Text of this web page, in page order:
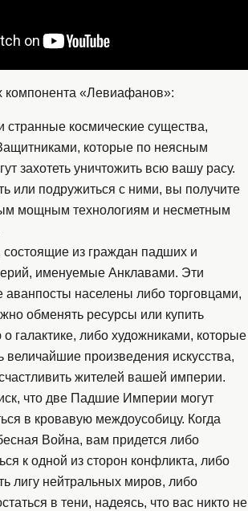
компонента «Левиафанов»:
странные космические существа,
которые по неясным
захотеть уничтожить всю вашу расу.
или подружиться с ними, вы получите
мощным технологиям и несметным
из граждан падших и
именуемые Анклавами. Эти
аванпосты населены либо торговцами,
обменять ресурсы или купить
галактике, либо художниками, которые
величайшие произведения искусства,
жителей вашей империи.
что две Падшие Империи могут
в кровавую междоусобицу. Когда
Война, вам придется либо
к одной из сторон конфликта, либо
лигу нейтральных миров, либо
в тени, надеясь, что вас никто не